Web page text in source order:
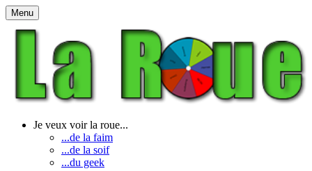
Menu
Je veux voir la roue...
...de la faim
...de la soif
...du geek